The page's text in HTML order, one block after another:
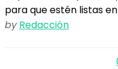
para que estén listas
by Redacción